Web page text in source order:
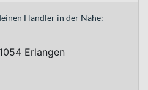
Händler in der Nähe:
Erlangen